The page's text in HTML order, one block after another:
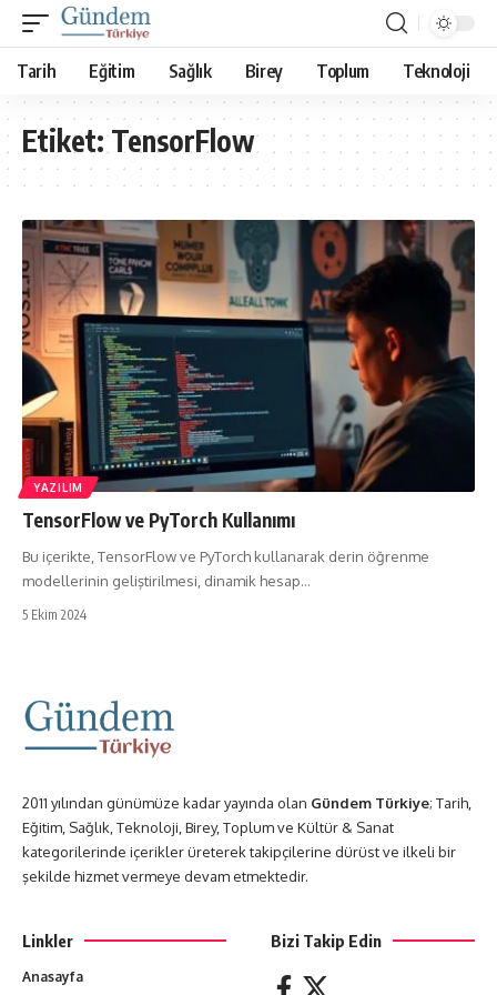
Tarih Eğitim Sağlık Birey Toplum Teknoloji
Etiket:TensorFlow
YAZILIM
TensorFlow ve PyTorch Kullanımı
Bu içerikte, TensorFlow ve PyTorch kullanarak derin öğrenme
modellerinin geliştirilmesi, dinamik hesap…
5 Ekim 2024
2011 yılından günümüze kadar yayında olan Gündem Türkiye; Tarih,
Eğitim, Sağlık, Teknoloji, Birey, Toplum ve Kültür & Sanat
kategorilerinde içerikler üreterek takipçilerine dürüst ve ilkeli bir
şekilde hizmet vermeye devam etmektedir.
Linkler
Anasayfa
Bizi Takip Edin